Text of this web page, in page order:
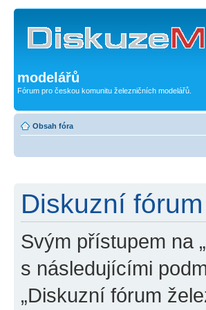
modelářů
Fórum pro českou komunitu železničních modelářů.
Obsah fóra
Diskuzní
Svým přístupem na
s následujícími
„Diskuzní fórum